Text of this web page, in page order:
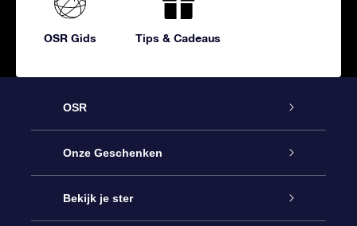
OSR Gids Tips & Cadeaus
OSR
Service
Contact
Onze Geschenken
Online Star Gift
Bekijk je ster